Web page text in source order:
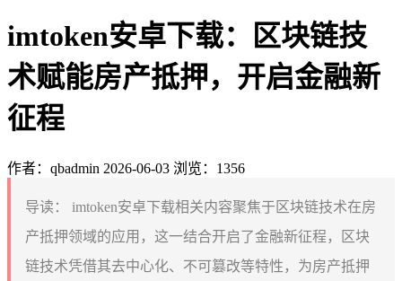
imtoken安卓下载：区块链技
术赋能房产抵押，开启金融新
征程
作者：qbadmin 2026-06-03 浏览：1356
导读：
imtoken安卓下载相关内容聚焦于区块链技术在房
产抵押领域的应用，这一结合开启了金融新征程，区块
链技术凭借其去中心化、不可篡改等特性，为房产抵押